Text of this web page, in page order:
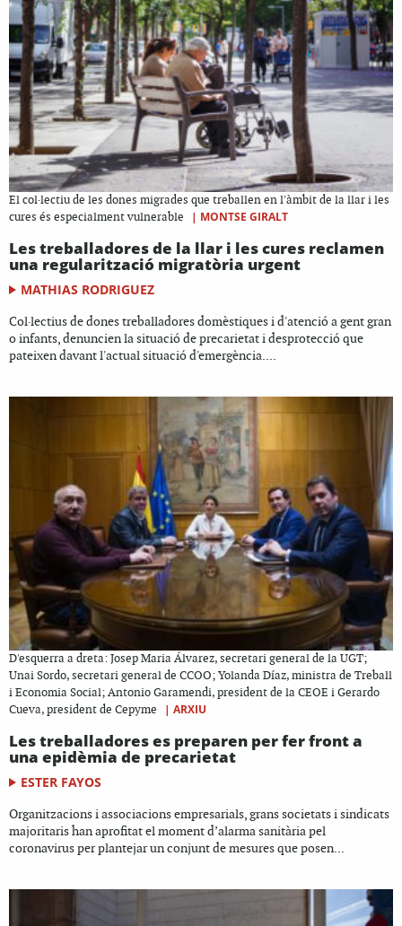
El col·lectiu de les dones migrades que treballen en l'àmbit de la llar i les
cures és especialment vulnerable
| MONTSE GIRALT
Les treballadores de la llar i les cures reclamen
una regularització migratòria urgent
MATHIAS RODRIGUEZ
Col·lectius de dones treballadores domèstiques i d'atenció a gent gran
o infants, denuncien la situació de precarietat i desprotecció que
pateixen davant l'actual situació d'emergència....
D'esquerra a dreta: Josep Maria Álvarez, secretari general de la UGT;
Unai Sordo, secretari general de CCOO; Yolanda Díaz, ministra de Treball
i Economia Social; Antonio Garamendi, president de la CEOE i Gerardo
Cueva, president de Cepyme
| ARXIU
Les treballadores es preparen per fer front a
una epidèmia de precarietat
ESTER FAYOS
Organitzacions i associacions empresarials, grans societats i sindicats
majoritaris han aprofitat el moment d’alarma sanitària pel
coronavirus per plantejar un conjunt de mesures que posen...